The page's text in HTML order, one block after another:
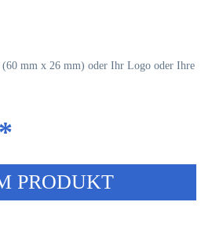
mm x 26 mm) oder Ihr Logo oder Ihre
PRODUKT